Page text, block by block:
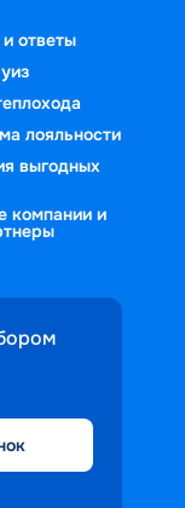
ответы
лояльности
выгодных
компании и